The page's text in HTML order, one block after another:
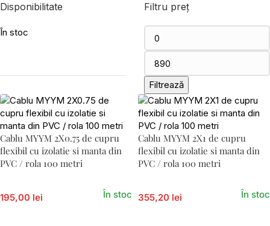
Disponibilitate
În stoc
Filtru preț
Filtrează
Cablu MYYM 2X0.75 de cupru
flexibil cu izolatie si manta din
PVC / rola 100 metri
195,00 lei În stoc
Cablu MYYM 2X1 de cupru
flexibil cu izolatie si manta din
PVC / rola 100 metri
355,20 lei În stoc